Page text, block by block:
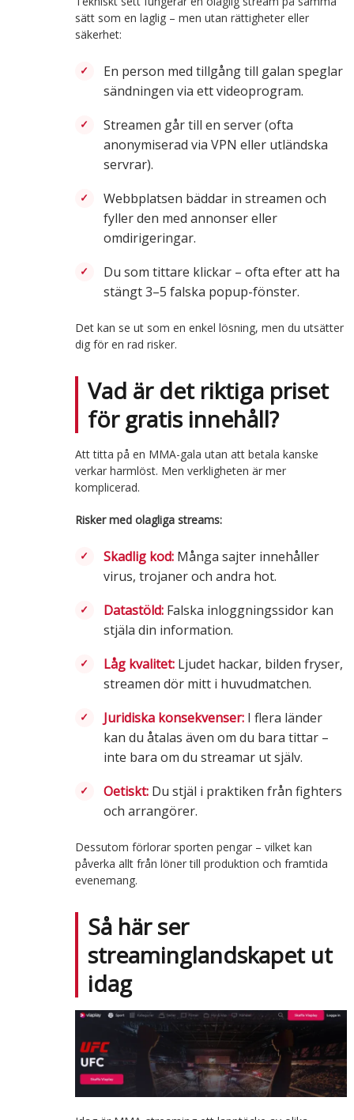
sätt som en laglig – men utan rättigheter eller
säkerhet:
En person med tillgång till galan speglar
sändningen via ett videoprogram.
Streamen går till en server (ofta
anonymiserad via VPN eller utländska
servrar).
Webbplatsen bäddar in streamen och
fyller den med annonser eller
omdirigeringar.
Du som tittare klickar – ofta efter att ha
stängt 3–5 falska popup-fönster.
Det kan se ut som en enkel lösning, men du utsätter
dig för en rad risker.
Vad är det riktiga priset
för gratis innehåll?
Att titta på en MMA-gala utan att betala kanske
verkar harmlöst. Men verkligheten är mer
komplicerad.
Risker med olagliga streams:
Skadlig kod:Många sajter innehåller
virus, trojaner och andra hot.
Datastöld:Falska inloggningssidor kan
stjäla din information.
Låg kvalitet:Ljudet hackar, bilden fryser,
streamen dör mitt i huvudmatchen.
Juridiska konsekvenser:I flera länder
kan du åtalas även om du bara tittar –
inte bara om du streamar ut själv.
Oetiskt:Du stjäl i praktiken från fighters
och arrangörer.
Dessutom förlorar sporten pengar – vilket kan
påverka allt från löner till produktion och framtida
evenemang.
Så här ser
streaminglandskapet ut
idag